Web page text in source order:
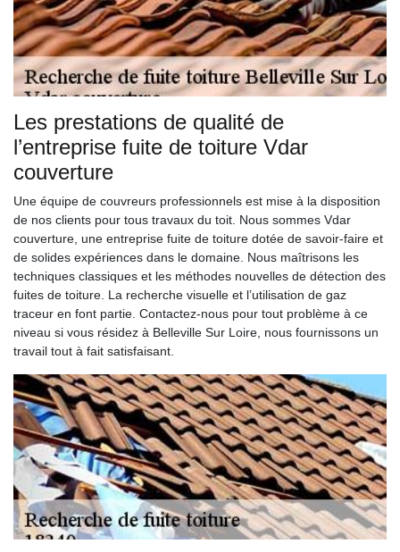
Les prestations de qualité de
l’entreprise fuite de toiture Vdar
couverture
Une équipe de couvreurs professionnels est mise à la disposition
de nos clients pour tous travaux du toit. Nous sommes Vdar
couverture, une entreprise fuite de toiture dotée de savoir-faire et
de solides expériences dans le domaine. Nous maîtrisons les
techniques classiques et les méthodes nouvelles de détection des
fuites de toiture. La recherche visuelle et l’utilisation de gaz
traceur en font partie. Contactez-nous pour tout problème à ce
niveau si vous résidez à Belleville Sur Loire, nous fournissons un
travail tout à fait satisfaisant.